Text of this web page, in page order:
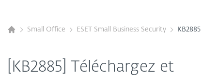
Small Office ESET Small Business Security KB2885
[KB2885] Téléchargez et